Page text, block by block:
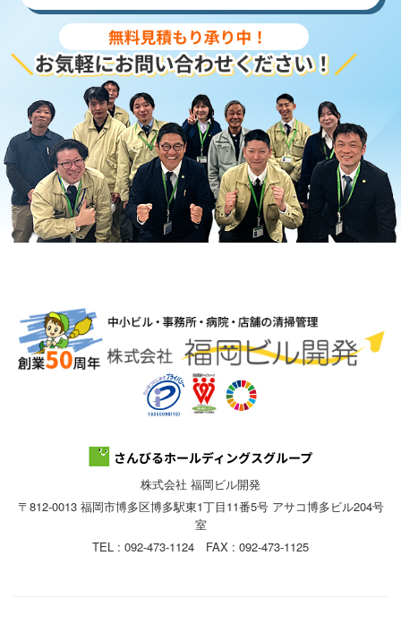
株式会社 福岡ビル開発
〒812-0013 福岡市博多区博多駅東1丁目11番5号 アサコ博多ビル204号
室
TEL : 092-473-1124 FAX : 092-473-1125